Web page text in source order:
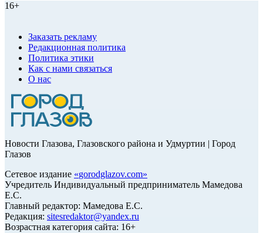
16+
Заказать рекламу
Редакционная политика
Политика этики
Как с нами связаться
О нас
Новости Глазова, Глазовского района и Удмуртии | Город
Глазов
Сетевое издание «gorodglazov.com»
Учредитель Индивидуальный предприниматель Мамедова
Е.С.
Главный редактор: Мамедова Е.С.
Редакция: sitesredaktor@yandex.ru
Возрастная категория сайта: 16+